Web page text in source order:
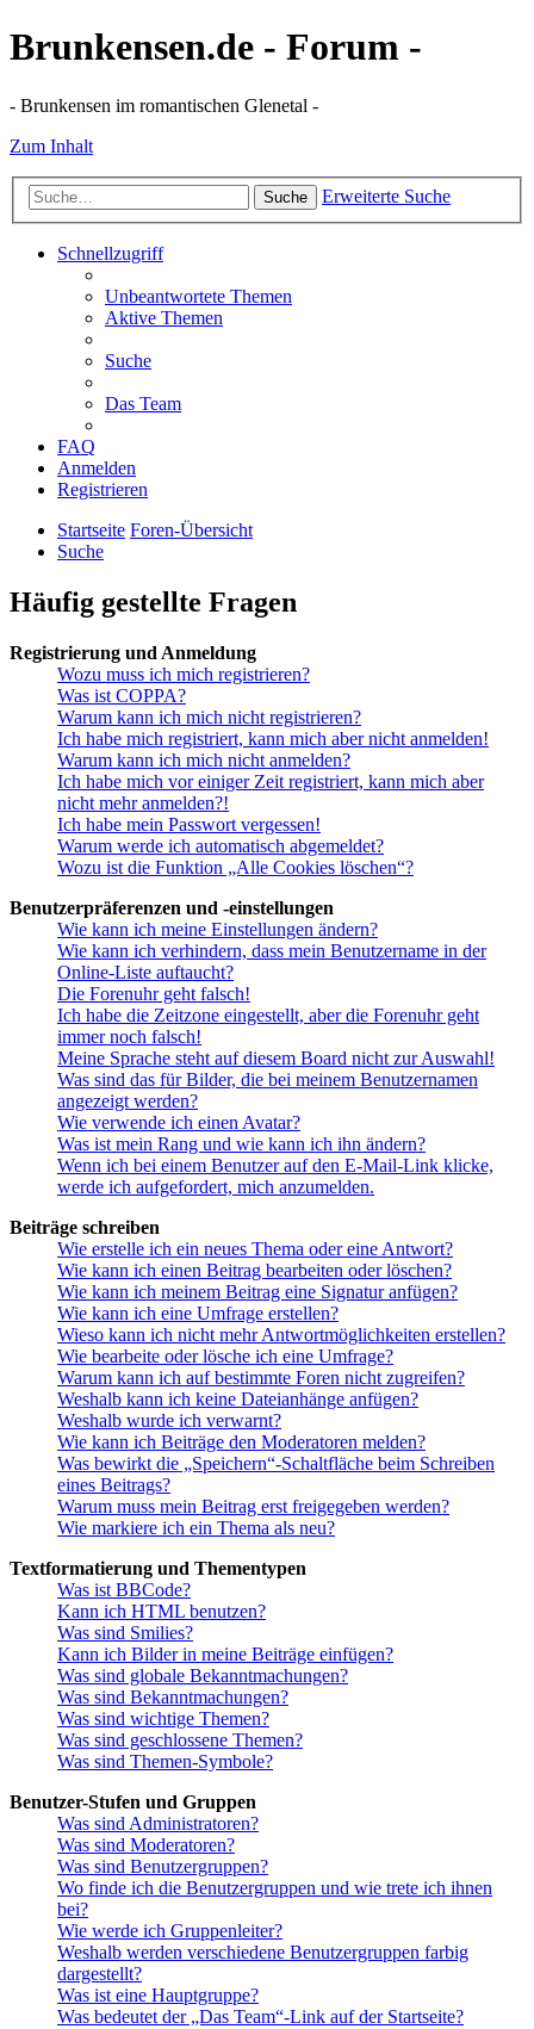
Brunkensen.de - Forum -
- Brunkensen im romantischen Glenetal -
Zum Inhalt
Suche Erweiterte Suche
Schnellzugriff
Unbeantwortete Themen
Aktive Themen
Suche
Das Team
FAQ
Anmelden
Registrieren
Startseite Foren-Übersicht
Suche
Häufig gestellte Fragen
Registrierung und Anmeldung
Wozu muss ich mich registrieren?
Was ist COPPA?
Warum kann ich mich nicht registrieren?
Ich habe mich registriert, kann mich aber nicht anmelden!
Warum kann ich mich nicht anmelden?
Ich habe mich vor einiger Zeit registriert, kann mich aber
nicht mehr anmelden?!
Ich habe mein Passwort vergessen!
Warum werde ich automatisch abgemeldet?
Wozu ist die Funktion „Alle Cookies löschen“?
Benutzerpräferenzen und -einstellungen
Wie kann ich meine Einstellungen ändern?
Wie kann ich verhindern, dass mein Benutzername in der
Online-Liste auftaucht?
Die Forenuhr geht falsch!
Ich habe die Zeitzone eingestellt, aber die Forenuhr geht
immer noch falsch!
Meine Sprache steht auf diesem Board nicht zur Auswahl!
Was sind das für Bilder, die bei meinem Benutzernamen
angezeigt werden?
Wie verwende ich einen Avatar?
Was ist mein Rang und wie kann ich ihn ändern?
Wenn ich bei einem Benutzer auf den E-Mail-Link klicke,
werde ich aufgefordert, mich anzumelden.
Beiträge schreiben
Wie erstelle ich ein neues Thema oder eine Antwort?
Wie kann ich einen Beitrag bearbeiten oder löschen?
Wie kann ich meinem Beitrag eine Signatur anfügen?
Wie kann ich eine Umfrage erstellen?
Wieso kann ich nicht mehr Antwortmöglichkeiten erstellen?
Wie bearbeite oder lösche ich eine Umfrage?
Warum kann ich auf bestimmte Foren nicht zugreifen?
Weshalb kann ich keine Dateianhänge anfügen?
Weshalb wurde ich verwarnt?
Wie kann ich Beiträge den Moderatoren melden?
Was bewirkt die „Speichern“-Schaltfläche beim Schreiben
eines Beitrags?
Warum muss mein Beitrag erst freigegeben werden?
Wie markiere ich ein Thema als neu?
Textformatierung und Thementypen
Was ist BBCode?
Kann ich HTML benutzen?
Was sind Smilies?
Kann ich Bilder in meine Beiträge einfügen?
Was sind globale Bekanntmachungen?
Was sind Bekanntmachungen?
Was sind wichtige Themen?
Was sind geschlossene Themen?
Was sind Themen-Symbole?
Benutzer-Stufen und Gruppen
Was sind Administratoren?
Was sind Moderatoren?
Was sind Benutzergruppen?
Wo finde ich die Benutzergruppen und wie trete ich ihnen
bei?
Wie werde ich Gruppenleiter?
Weshalb werden verschiedene Benutzergruppen farbig
dargestellt?
Was ist eine Hauptgruppe?
Was bedeutet der „Das Team“-Link auf der Startseite?